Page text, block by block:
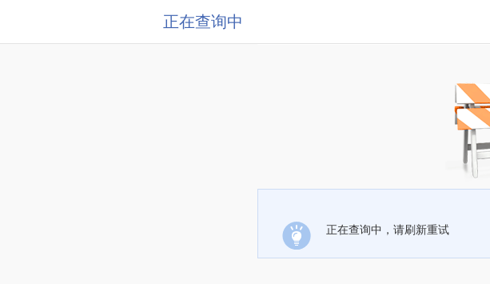
正在查询中
正在查询中，请刷新重试